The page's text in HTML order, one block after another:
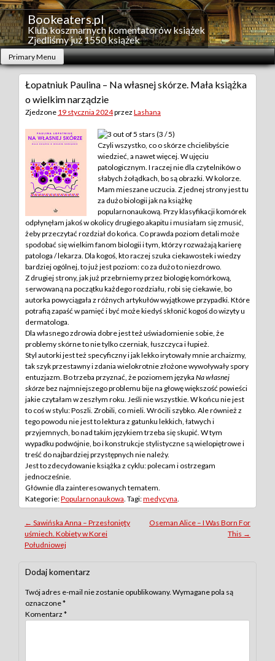
Skip
to
content
Bookeaters.pl
Klub koszmarnych komentatorów książek
Zjedliśmy już 1550 książek
Primary Menu
Łopatniuk Paulina – Na własnej skórze. Mała książka
o wielkim narządzie
Zjedzone 19 stycznia 2024przez Lashana
(3 / 5)
Czyli wszystko, co o skórze chcielibyście
wiedzieć, a nawet więcej. W ujęciu
patologicznym. I raczej nie dla czytelników o
słabych żołądkach, bo są obrazki. W kolorze.
Mam mieszane uczucia. Z jednej strony jest tu
za dużo biologii jak na książkę
popularnonaukową. Przy klasyfikacji komórek
odpłynęłam jakoś w okolicy drugiego akapitu i musiałam się zmusić,
żeby przeczytać rozdział do końca. Co prawda poziom detali może
spodobać się wielkim fanom biologii i tym, którzy rozważają karierę
patologa / lekarza. Dla kogoś, kto raczej szuka ciekawostek i wiedzy
bardziej ogólnej, to już jest poziom: co za dużo to niezdrowo.
Z drugiej strony, jak już przebrniemy przez biologię komórkową,
serwowaną na początku każdego rozdziału, robi się ciekawie, bo
autorka powyciągała z różnych artykułów wyjątkowe przypadki. Które
potrafią zapaść w pamięć i być może kiedyś skłonić kogoś do wizyty u
dermatologa.
Dla własnego zdrowia dobre jest też uświadomienie sobie, że
problemy skórne to nie tylko czerniak, łuszczyca i łupież.
Styl autorki jest też specyficzny i jak lekko irytowały mnie archaizmy,
tak szyk przestawny i zdania wielokrotnie złożone wywoływały spory
entuzjazm. Bo trzeba przyznać, że poziomem języka Na własnej
skórzebez najmniejszego problemu bije na głowę większość powieści
jakie czytałam w zeszłym roku. Jeśli nie wszystkie. W końcu nie jest
to coś w stylu: Poszli. Zrobili, co mieli. Wrócili szybko. Ale również z
tego powodu nie jest to lektura z gatunku lekkich, łatwych i
przyjemnych, bo nad takim językiem trzeba się skupić. W tym
wypadku podwójnie, bo i konstrukcje stylistyczne są wielopiętrowe i
treść do najbardziej przystępnych nie należy.
Jest to zdecydowanie książka z cyklu: polecam i ostrzegam
jednocześnie.
Głównie dla zainteresowanych tematem.
Kategorie:Popularnonaukowa . Tagi:medycyna
Post
navigation
← Sawińska Anna – Przesłonięty
uśmiech. Kobiety w Korei
Południowej
Oseman Alice – I Was Born For
This →
Dodaj komentarz
Twój adres e-mail nie zostanie opublikowany. Wymagane pola są
oznaczone*
Komentarz *